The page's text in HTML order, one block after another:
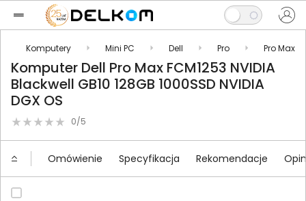
Komputery Mini PC Dell Pro Pro Max
Komputer Dell Pro Max FCM1253 NVIDIA
Blackwell GB10 128GB 1000SSD NVIDIA
DGX OS
0/5
Omówienie Specyfikacja Rekomendacje